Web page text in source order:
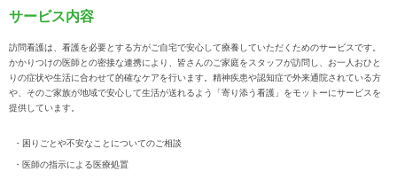
サービス内容
訪問看護は、看護を必要とする方がご自宅で安心して療養していただくためのサービスです。
かかりつけの医師との密接な連携により、皆さんのご家庭をスタッフが訪問し、お一人おひと
りの症状や生活に合わせて的確なケアを行います。精神疾患や認知症で外来通院されている方
や、そのご家族が地域で安心して生活が送れるよう「寄り添う看護」をモットーにサービスを
提供しています。
・困りごとや不安なことについてのご相談
・医師の指示による医療処置